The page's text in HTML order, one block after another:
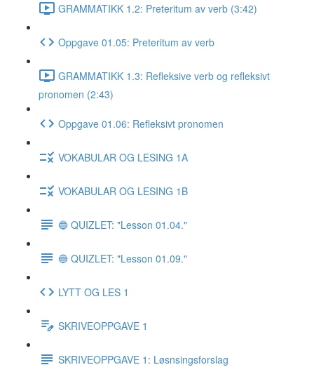
GRAMMATIKK 1.2: Preteritum av verb (3:42)
Oppgave 01.05: Preteritum av verb
GRAMMATIKK 1.3: Refleksive verb og refleksivt
pronomen (2:43)
Oppgave 01.06: Refleksivt pronomen
VOKABULAR OG LESING 1A
VOKABULAR OG LESING 1B
🔵 QUIZLET: "Lesson 01.04."
🔵 QUIZLET: "Lesson 01.09."
LYTT OG LES 1
SKRIVEOPPGAVE 1
SKRIVEOPPGAVE 1: Løsnsingsforslag